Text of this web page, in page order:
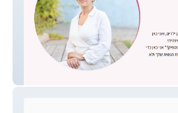
Vered Ohev Zion - Physiotherapy